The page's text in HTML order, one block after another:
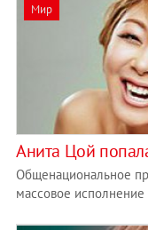
Мир
Анита Цой
Общенациональное
массовое исполнение